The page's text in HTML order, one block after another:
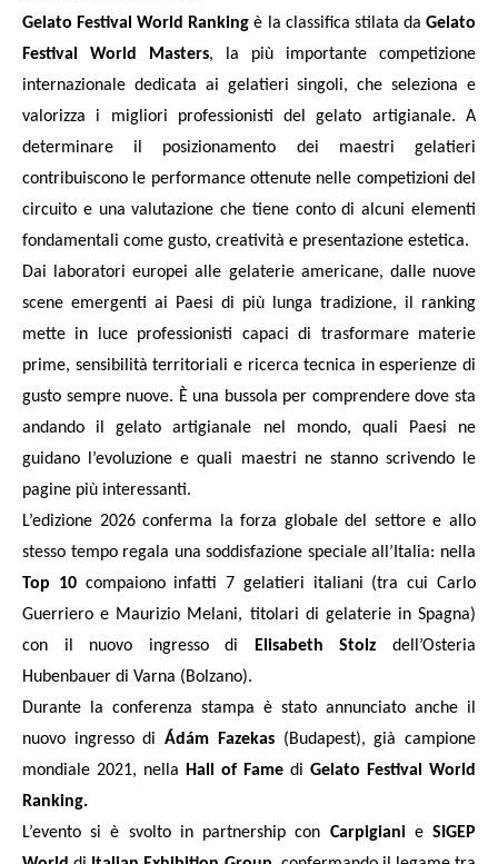
Gelato Festival World Ranking è la classifica stilata daGelato
Festival World Masters, la più importante competizione
internazionale dedicata ai gelatieri singoli, che seleziona e
valorizza i migliori professionisti del gelato artigianale. A
determinare il posizionamento dei maestri gelatieri
contribuiscono le performance ottenute nelle competizioni del
circuito e una valutazione che tiene conto di alcuni elementi
fondamentali come gusto, creatività e presentazione estetica.
Dai laboratori europei alle gelaterie americane, dalle nuove
scene emergenti ai Paesi di più lunga tradizione, il ranking
mette in luce professionisti capaci di trasformare materie
prime, sensibilità territoriali e ricerca tecnica in esperienze di
gusto sempre nuove. È una bussola per comprendere dove sta
andando il gelato artigianale nel mondo, quali Paesi ne
guidano l’evoluzione e quali maestri ne stanno scrivendo le
pagine più interessanti.
L’edizione 2026 conferma la forza globale del settore e allo
stesso tempo regala una soddisfazione speciale all’Italia: nella
Top 10compaiono infatti 7 gelatieri italiani (tra cui Carlo
Guerriero e Maurizio Melani, titolari di gelaterie in Spagna)
con il nuovo ingresso di
Elisabeth Stolz dell’Osteria
Hubenbauer di Varna (Bolzano).
Durante la conferenza stampa è stato annunciato anche il
nuovo ingresso diÁdám Fazekas(Budapest), già campione
mondiale 2021, nella
Hall of Fame di Gelato Festival World
Ranking.
L’evento si è svolto in partnership con CarpigianieSIGEP